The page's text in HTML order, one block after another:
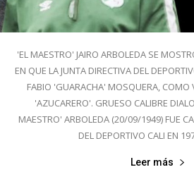
'EL MAESTRO' JAIRO ARBOLEDA SE
EN QUE LA JUNTA DIRECTIVA DEL
FABIO 'GUARACHA' MOSQUERA, COMO
'AZUCARERO'. GRUESO CALIBRE
MAESTRO' ARBOLEDA (20/09/1949) FUE
DEL DEPORTIVO CALI EN
Leer más